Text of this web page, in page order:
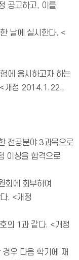
공고하고, 이를
날에 실시한다. <
에 응시하고자 하는
<개정 2014.1.22.,
전공분야 3과목으로
이상을 합격으로
회에 회부하여
. <개정
의 1과 같다. <개정
우 다음 학기에 재